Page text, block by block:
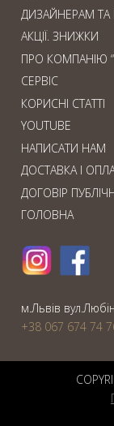
ДИЗАЙНЕРАМ ТА
АКЦІЇ. ЗНИЖКИ
ПРО КОМПАНІЮ
СЕРВІС
КОРИСНІ СТАТТІ
YOUTUBE
НАПИСАТИ НАМ
ДОСТАВКА І
ДОГОВІР
ГОЛОВНА
м.Львiв
+38 067 674 74